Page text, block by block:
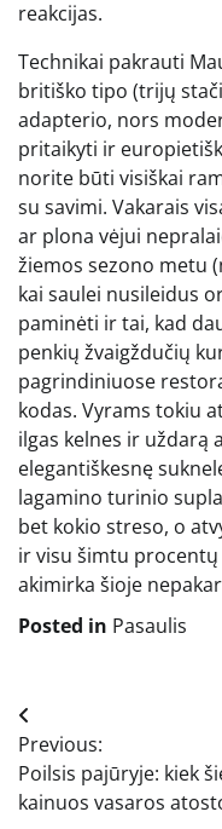
reakcijas.
Technikai pakrauti
britiško tipo (trijų
adapterio, nors
pritaikyti ir
norite būti visiškai
su savimi. Vakarais
ar plona vėjui
žiemos sezono metu
kai saulei nusileidus
paminėti ir tai, kad
penkių žvaigždučių
pagrindiniuose
kodas. Vyrams tokiu
ilgas kelnes ir uždarą
elegantiškesnę
lagamino turinio
bet kokio streso, o
ir visu šimtu
akimirka šioje
Posted in Pasaulis
Navigacija
tarp
įrašų
Previous:
Poilsis pajūryje: kiek
kainuos vasaros